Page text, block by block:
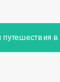
путешествия